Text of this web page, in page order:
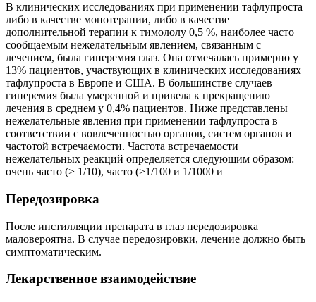
В клинических исследованиях при применении тафлупроста
либо в качестве монотерапии, либо в качестве
дополнительной терапии к тимололу 0,5 %, наиболее часто
сообщаемым нежелательным явлением, связанным с
лечением, была гиперемия глаз. Она отмечалась примерно у
13% пациентов, участвующих в клинических исследованиях
тафлупроста в Европе и США. В большинстве случаев
гиперемия была умеренной и привела к прекращению
лечения в среднем у 0,4% пациентов. Ниже представлены
нежелательные явления при применении тафлупроста в
соответствии с вовлеченностью органов, систем органов и
частотой встречаемости. Частота встречаемости
нежелательных реакций определяется следующим образом:
очень часто (> 1/10), часто (>1/100 и 1/1000 и
Передозировка
После инстилляции препарата в глаз передозировка
маловероятна. В случае передозировки, лечение должно быть
симптоматическим.
Лекарственное взаимодействие